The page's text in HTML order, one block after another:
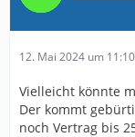
12. Mai 2024 um 11:10
Vielleicht könnte
Der kommt
noch Vertrag bis